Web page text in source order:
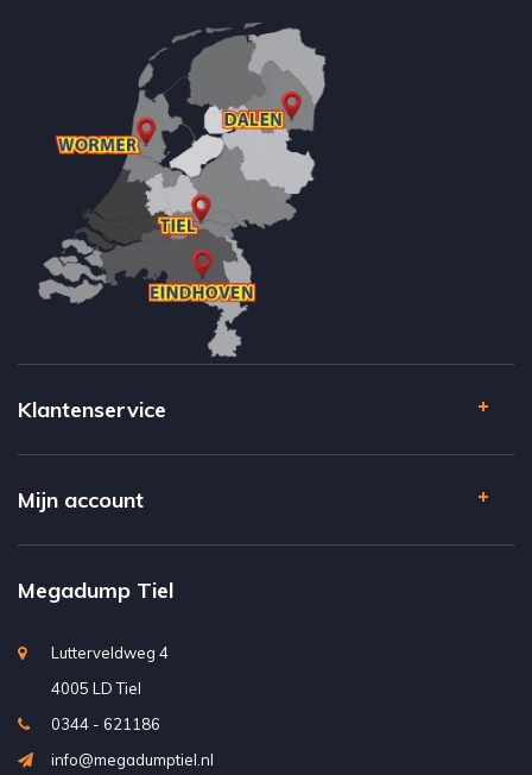
Klantenservice
Mijn account
Megadump Tiel
Lutterveldweg 4
4005 LD Tiel
0344 - 621186
info@megadumptiel.nl